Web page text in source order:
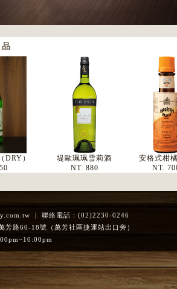
DRY）
堤歐珮珮雪莉酒
NT. 880
安格式柑
NT.
| 聯絡電話：(02)2230-0246
芳路60-18號（萬芳社區捷運站出口旁）